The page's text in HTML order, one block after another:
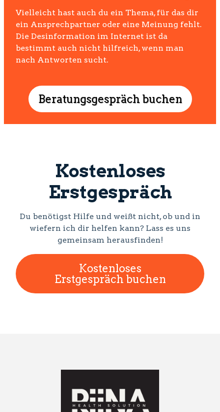
Vielleicht hast auch du ein Thema, für das dir
ein Ansprechpartner oder eine Meinung fehlt.
Die Desinformation im Internet ist da
bestimmt auch nicht hilfreich, wenn man
nach Antworten sucht.
Beratungsgespräch buchen
Kostenloses
Erstgespräch
Du benötigst Hilfe und weißt nicht, ob und in
wiefern ich dir helfen kann? Lass es uns
gemeinsam herausfinden!
Kostenloses
Erstgespräch buchen